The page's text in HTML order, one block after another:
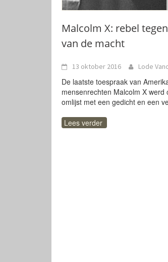
Malcolm X: rebel
van de macht
13 oktober 2016 Lode
De laatste toespraak van
mensenrechten Malcolm X werd
omlijst met een gedicht en een
Lees verder